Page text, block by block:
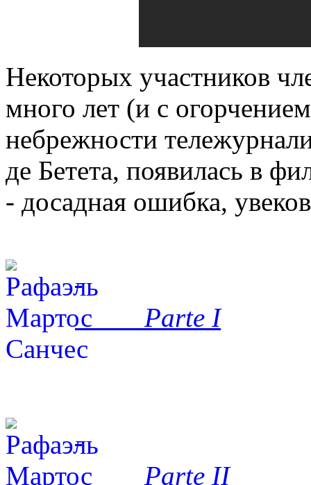
Некоторых участников
много лет (и с
небрежности
де Бетета, появилась в
- досадная ошибка,
Parte I
Parte II